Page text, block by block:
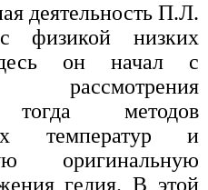
деятельность П.Л.
физикой низких
он начал с
тогда методов
температур и
оригинальную
гелия. В этой